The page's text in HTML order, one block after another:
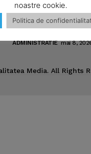
Conducerea
a 20 de paturi din
îngrijiri palliative
ADMINISTRATIE mai 8,
Media. All Rights
noastre cookie.
Politica de